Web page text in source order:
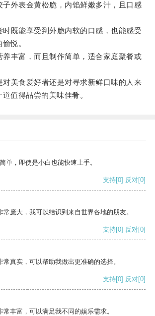
外表金黄松脆，内馅鲜嫩多汁，且口感
能享受到外脆内软的口感，也能感受
悦。
丰富，而且制作简单，适合家庭聚餐或
美食爱好者还是对寻求新鲜口味的人来
值得品尝的美味佳肴。
单，即使是小白也能快速上手。
支持[0] 反对[0]
庞大，我可以结识到来自世界各地的朋友。
支持[0] 反对[0]
真实，可以帮助我做出更准确的选择。
支持[0] 反对[0]
丰富，可以满足我不同的娱乐需求。